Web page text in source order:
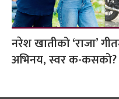
नरेश खातीको ‘राजा’
अभिनय, स्वर क-कसको?